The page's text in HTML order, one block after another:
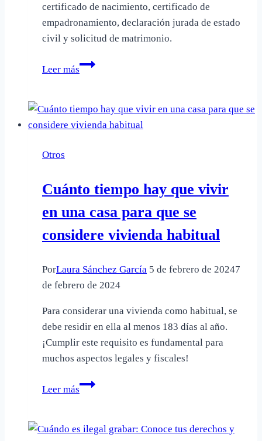
certificado de nacimiento, certificado de
empadronamiento, declaración jurada de estado
civil y solicitud de matrimonio.
Leer más
Que
presentar
en
para
Otros
Cuánto tiempo hay que vivir
en una casa para que se
considere vivienda habitual
PorLaura Sánchez García 5 de febrero de 20247
de febrero de 2024
Para considerar una vivienda como habitual, se
debe residir en ella al menos 183 días al año.
¡Cumplir este requisito es fundamental para
muchos aspectos legales y fiscales!
Leer más
Cuánto
que